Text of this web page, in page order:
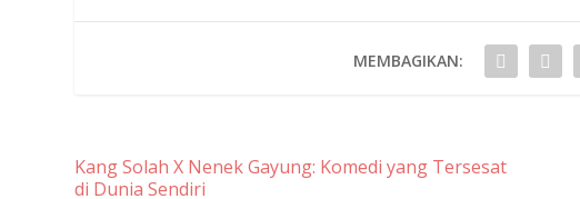
MEMBAGIKAN:
Kang Solah X Nenek Gayung: Komedi yang Tersesat
di Dunia Sendiri